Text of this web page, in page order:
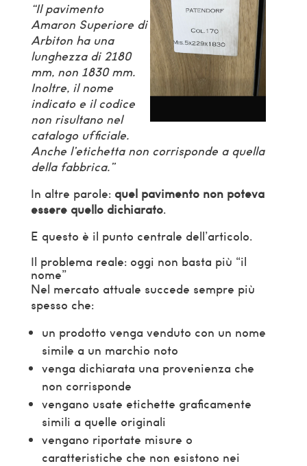
“Il pavimento
Amaron Superiore di
Arbiton ha una
lunghezza di 2180
mm, non 1830 mm.
Inoltre, il nome
indicato e il codice
non risultano nel
catalogo ufficiale.
Anche l’etichetta non corrisponde a quella
della fabbrica.”
In altre parole: quel pavimento non poteva
essere quello dichiarato.
E questo è il punto centrale dell’articolo.
Il problema reale: oggi non basta più “il
nome”
Nel mercato attuale succede sempre più
spesso che:
un prodotto venga venduto con un nome
simile a un marchio noto
venga dichiarata una provenienza che
non corrisponde
vengano usate etichette graficamente
simili a quelle originali
vengano riportate misure o
caratteristiche che non esistono nei